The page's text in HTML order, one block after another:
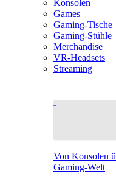
Konsolen
Games
Gaming-Tische
Gaming-Stühle
Merchandise
VR-Headsets
Streaming
Von Konsolen
Gaming-Welt